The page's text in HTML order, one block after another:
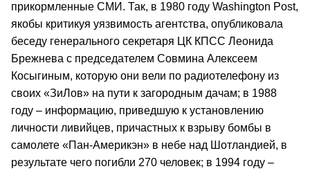
прикормленные СМИ. Так, в 1980 году Washington Post,
якобы критикуя уязвимость агентства, опубликовала
беседу генерального секретаря ЦК КПСС Леонида
Брежнева с председателем Совмина Алексеем
Косыгиным, которую они вели по радиотелефону из
своих «ЗиЛов» на пути к загородным дачам; в 1988
году – информацию, приведшую к установлению
личности ливийцев, причастных к взрыву бомбы в
самолете «Пан-Америкэн» в небе над Шотландией, в
результате чего погибли 270 человек; в 1994 году –